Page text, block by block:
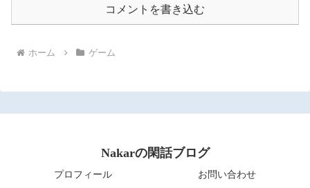
コメントを書き込む
ホーム ゲーム
Nakarの閑話ブログ
プロフィール
お問い合わせ